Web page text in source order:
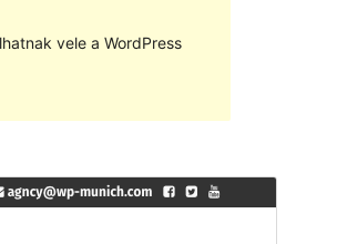
vele a WordPress